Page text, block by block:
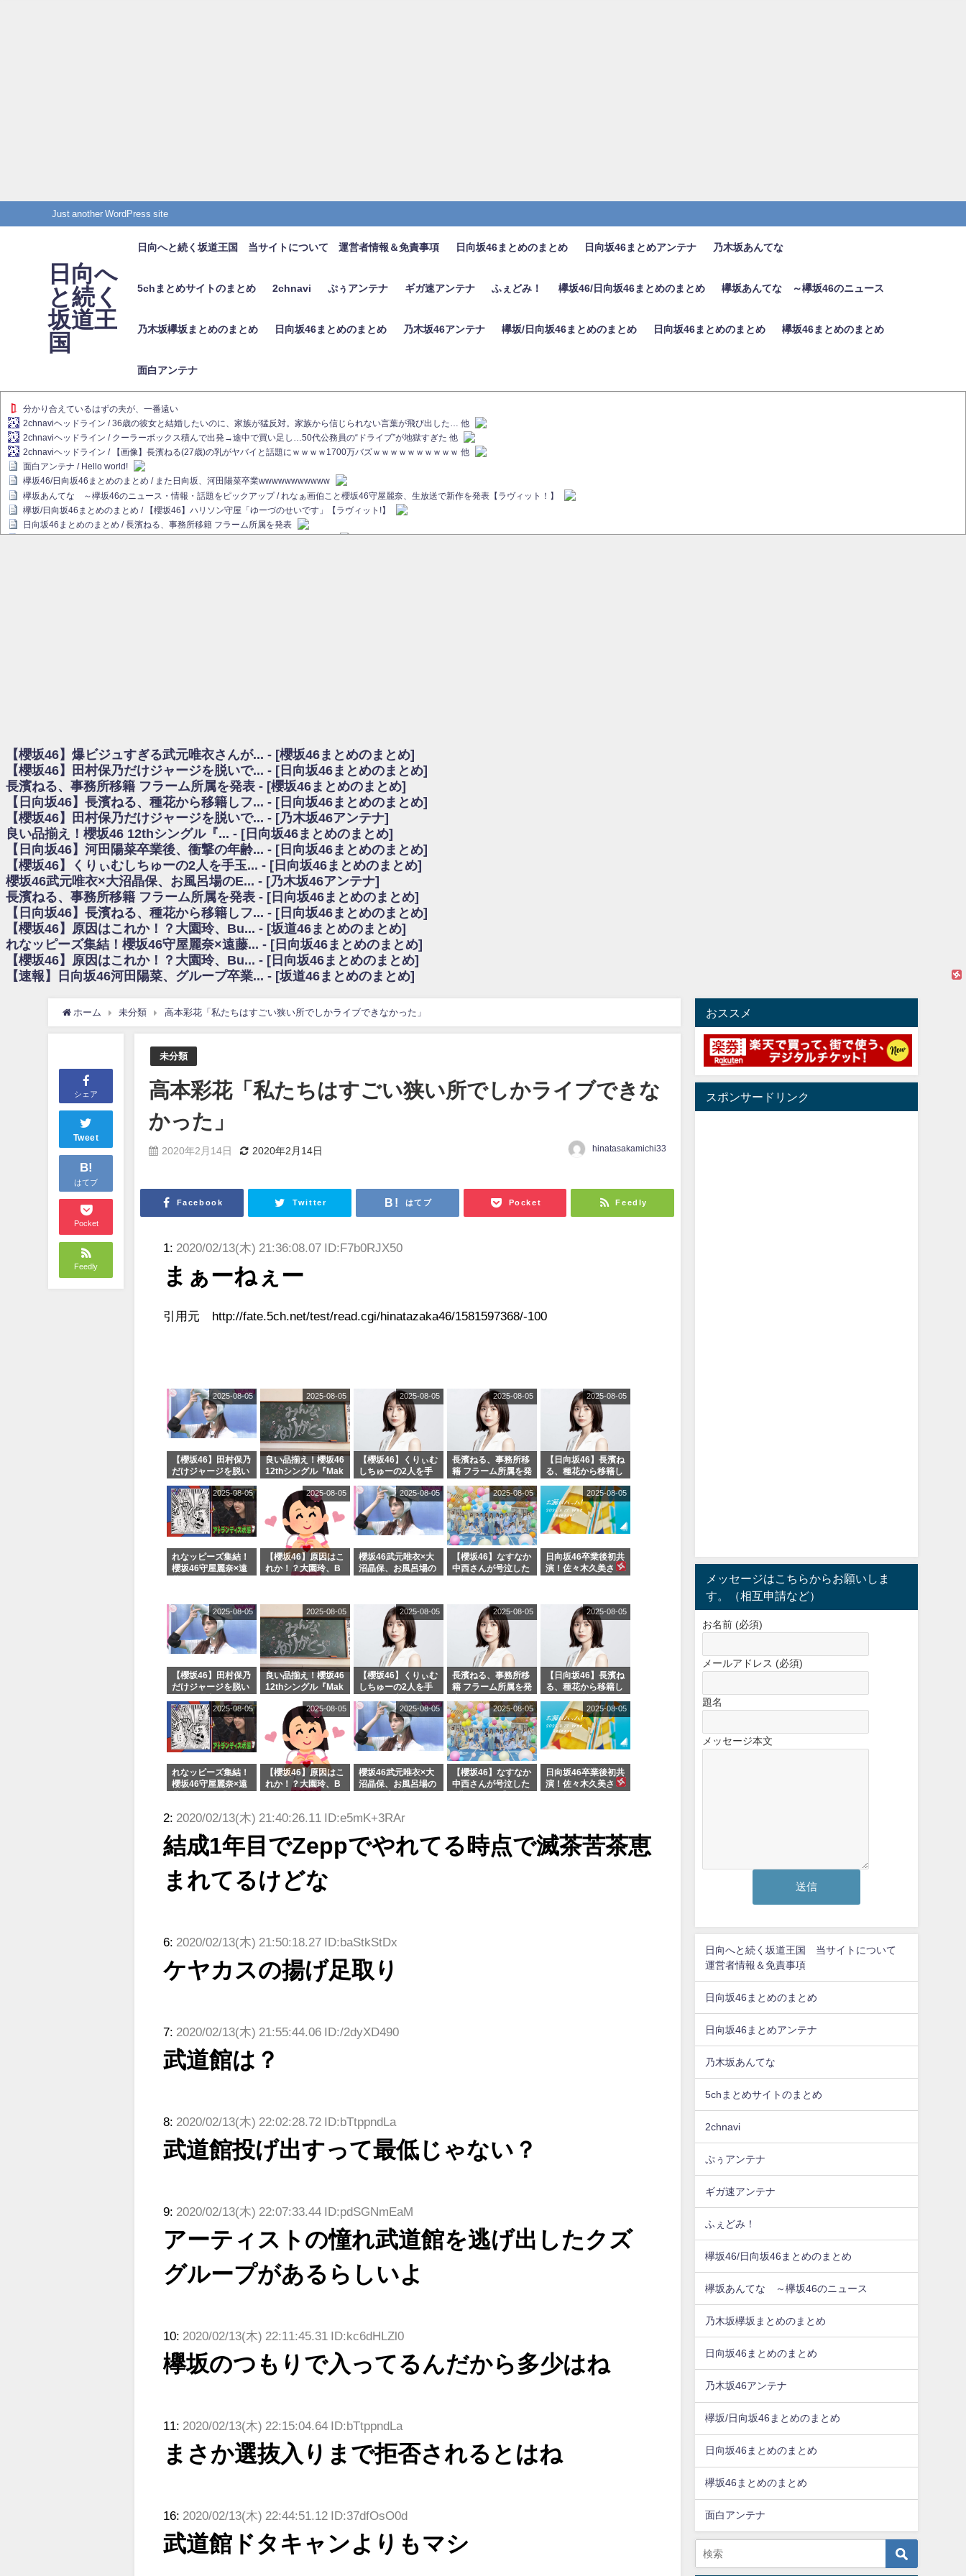
Just another WordPress site
日向へ
と続く
坂道王
国
日向へと続く坂道王国 当サイトについて 運営者情報＆免責事項 日向坂46まとめのまとめ 日向坂46まとめアンテナ 乃木坂あんてな
5chまとめサイトのまとめ 2chnavi ぷぅアンテナ ギガ速アンテナ ふぇどみ！ 欅坂46/日向坂46まとめのまとめ 欅坂あんてな ～欅坂46のニュース
乃木坂欅坂まとめのまとめ 日向坂46まとめのまとめ 乃木坂46アンテナ 欅坂/日向坂46まとめのまとめ 日向坂46まとめのまとめ 欅坂46まとめのまとめ
面白アンテナ
分かり合えているはずの夫が、一番遠い
2chnaviヘッドライン / 36歳の彼女と結婚したいのに、家族が猛反対。家族から信じられない言葉が飛び出した… 他
2chnaviヘッドライン / クーラーボックス積んで出発→途中で買い足し…50代公務員の“ドライブ”が地獄すぎた 他
2chnaviヘッドライン / 【画像】長濱ねる(27歳)の乳がヤバイと話題にｗｗｗｗ1700万バズｗｗｗｗｗｗｗｗｗｗ 他
面白アンテナ / Hello world!
欅坂46/日向坂46まとめのまとめ / また日向坂、河田陽菜卒業wwwwwwwwwww
欅坂あんてな ～欅坂46のニュース・情報・話題をピックアップ / れなぁ画伯こと櫻坂46守屋麗奈、生放送で新作を発表【ラヴィット！】
欅坂/日向坂46まとめのまとめ / 【櫻坂46】ハリソン守屋「ゆーづのせいです」【ラヴィット!】
日向坂46まとめのまとめ / 長濱ねる、事務所移籍 フラーム所属を発表
乃木坂欅坂まとめのまとめ / 【日向坂46】この月、何かあるのか！？『お願いバッハ！』ミーグリ日程がこちら
欅坂/日向坂46まとめのまとめ / 【櫻坂46】ミーグリで喧嘩！？山下瞳月、これはマジギレしてる
乃木坂46アンテナ / 【櫻坂46】ハリソン守屋「ゆーづのせいです」【ラヴィット!】
乃木坂あんてな ～乃木坂46・欅坂46・日向坂46のニュース・情報・話題をピックアップ / 良い品揃え！櫻坂46 12thシングル『Make or Break』オフィシャルグッズ絶賛販売受付中
日向坂46まとめのまとめ / 【日向坂46】この月、何かあるのか！？『お願いバッハ！』ミーグリ日程がこちら
日向坂46まとめのまとめ / 【元日向坂46】この卒業生、めちゃくちゃテレビで見かけるな
欅坂/日向坂46まとめのまとめ / 【櫻坂46】リアルミーグリであの販売も！『Make or Break』オフィシャルグッズ解禁
乃木坂46アンテナ / 【櫻坂46】ミーグリで喧嘩！？山下瞳月、これはマジギレしてる
乃木坂あんてな ～乃木坂46・欅坂46・日向坂46のニュース・情報・話題をピックアップ / れなッピーズ集結！櫻坂46守屋麗奈×遠藤理子、8/6「ラヴィット！」水曜スタジオ出演決定
日向坂46まとめのまとめ / 【日向坂46】富田鈴花、次の事務所が決まってそう！？
日向坂46まとめのまとめ / 【日向坂46】富田鈴花、次の事務所が決まってそう！？
乃木坂46アンテナ / 【日向坂46】この月、何かあるのか！？『お願いバッハ！』ミーグリ日程がこちら
乃木坂あんてな ～乃木坂46・欅坂46・日向坂46のニュース・情報・話題をピックアップ / 日向坂46卒業後初共演！佐々木久美さん、師匠オードリー若林さんと再会した結果･･･【激レアさんを連れてきた。】
欅坂46/日向坂46まとめのまとめ / 『anan』の表紙の櫻坂46さん、多様性の時代だと話題に
欅坂46/日向坂46まとめのまとめ / 日向坂46より重大発表！！！！
日向坂46まとめのまとめ / 【朗報】増田三莉音さんの生足wwwwwwwwwwww
日向坂46まとめのまとめ / 【日向坂46】五期生着ぐるみ生写真も！ 富田鈴花考案グッズ＆生写真5種が公開される
アイドル – ぷぅアンテナ / 「乃木坂46ののぎおび⊿」北野日奈子が生配信！【2022.3.22 17:15〜 SHOWROOM】
アイドル – ぷぅアンテナ / 2022年3月22日（火）のメディア情報
アイドル – ぷぅアンテナ / 【乃木坂46】井上和の『なぎおはぎ』って こんぺいとう×いちごみるく×マヨラー星人 と同じと考えてよろしいですか？
アイドル – ぷぅアンテナ / 【乃木坂46】日村勇紀 gif職人が切り抜いた名シーン.gif
ふぇどみ！ / 【悲報】呪術廻戦、視聴率5.1%
ふぇどみ！ / 【画像】スポ－ツキャスターお姉さん・ハメまくりだったｗｗｗｗｗｗｗｗｗｗｗｗ
ふぇどみ！ / 【悲報】母「裕福な過程が高学歴になるとか大嘘。教育に金をかけまくったうちの息子が団地住みの貧乏に学歴で負けた」
Powered by livedoor 相互RSS
【櫻坂46】爆ビジュすぎる武元唯衣さんが... - [櫻坂46まとめのまとめ]
【櫻坂46】田村保乃だけジャージを脱いで... - [日向坂46まとめのまとめ]
長濱ねる、事務所移籍 フラーム所属を発表 - [櫻坂46まとめのまとめ]
【日向坂46】長濱ねる、種花から移籍しフ... - [日向坂46まとめのまとめ]
【櫻坂46】田村保乃だけジャージを脱いで... - [乃木坂46アンテナ]
良い品揃え！櫻坂46 12thシングル『... - [日向坂46まとめのまとめ]
【日向坂46】河田陽菜卒業後、衝撃の年齢... - [日向坂46まとめのまとめ]
【櫻坂46】くりぃむしちゅーの2人を手玉... - [日向坂46まとめのまとめ]
櫻坂46武元唯衣×大沼晶保、お風呂場のE... - [乃木坂46アンテナ]
長濱ねる、事務所移籍 フラーム所属を発表 - [日向坂46まとめのまとめ]
【日向坂46】長濱ねる、種花から移籍しフ... - [日向坂46まとめのまとめ]
【櫻坂46】原因はこれか！？大園玲、Bu... - [坂道46まとめのまとめ]
れなッピーズ集結！櫻坂46守屋麗奈×遠藤... - [日向坂46まとめのまとめ]
【櫻坂46】原因はこれか！？大園玲、Bu... - [日向坂46まとめのまとめ]
【速報】日向坂46河田陽菜、グループ卒業... - [坂道46まとめのまとめ]
ホーム 未分類 高本彩花「私たちはすごい狭い所でしかライブできなかった」
シェア
Tweet
B!
はてブ
Pocket
Feedly
未分類
高本彩花「私たちはすごい狭い所でしかライブできな
かった」
2020年2月14日 2020年2月14日 hinatasakamichi33
Facebook Twitter はてブ Pocket Feedly
1: 2020/02/13(木) 21:36:08.07 ID:F7b0RJX50
まぁーねぇー
引用元 http://fate.5ch.net/test/read.cgi/hinatazaka46/1581597368/-100
【櫻坂46】田村保乃
だけジャージを脱い
2025-08-05
良い品揃え！櫻坂46
12thシングル『Mak
シャルグッズ絶賛販
売受付中
2025-08-05
【櫻坂46】くりぃむ
しちゅーの2人を手
【くりぃむナンタ
ラ】
2025-08-05
長濱ねる、事務所移
籍 フラーム所属を発
2025-08-05
【日向坂46】長濱ね
る、種花から移籍し
れで事務所に所属し
ているのは... おひさ
まの反応がこちら
2025-08-05
れなッピーズ集結！
櫻坂46守屋麗奈×遠
ジオ出演決定
2025-08-05
【櫻坂46】原因はこ
れか！？大園玲、B
2025-08-05
櫻坂46武元唯衣×大
沼晶保、お風呂場の
2025-08-05
【櫻坂46】なすなか
中西さんが号泣した
2025-08-05
日向坂46卒業後初共
演！佐々木久美さ
結果･･･【激レアさ
んを連れてきた。】
2025-08-05
【櫻坂46】田村保乃
だけジャージを脱い
2025-08-05
良い品揃え！櫻坂46
12thシングル『Mak
シャルグッズ絶賛販
売受付中
2025-08-05
【櫻坂46】くりぃむ
しちゅーの2人を手
【くりぃむナンタ
ラ】
2025-08-05
長濱ねる、事務所移
籍 フラーム所属を発
2025-08-05
【日向坂46】長濱ね
る、種花から移籍し
れで事務所に所属し
ているのは... おひさ
まの反応がこちら
2025-08-05
れなッピーズ集結！
櫻坂46守屋麗奈×遠
ジオ出演決定
2025-08-05
【櫻坂46】原因はこ
れか！？大園玲、B
2025-08-05
櫻坂46武元唯衣×大
沼晶保、お風呂場の
タラ】
2025-08-05
【櫻坂46】なすなか
中西さんが号泣した
2025-08-05
日向坂46卒業後初共
演！佐々木久美さ
2025-08-05
2: 2020/02/13(木) 21:40:26.11 ID:e5mK+3RAr
結成1年目でZeppでやれてる時点で滅茶苦茶恵
まれてるけどな
6: 2020/02/13(木) 21:50:18.27 ID:baStkStDx
ケヤカスの揚げ足取り
7: 2020/02/13(木) 21:55:44.06 ID:/2dyXD490
武道館は？
8: 2020/02/13(木) 22:02:28.72 ID:bTtppndLa
武道館投げ出すって最低じゃない？
9: 2020/02/13(木) 22:07:33.44 ID:pdSGNmEaM
アーティストの憧れ武道館を逃げ出したクズ
グループがあるらしいよ
10: 2020/02/13(木) 22:11:45.31 ID:kc6dHLZl0
欅坂のつもりで入ってるんだから多少はね
11: 2020/02/13(木) 22:15:04.64 ID:bTtppndLa
まさか選抜入りまで拒否されるとはね
16: 2020/02/13(木) 22:44:51.12 ID:37dfOsO0d
武道館ドタキャンよりもマシ
おススメ
スポンサードリンク
メッセージはこちらからお願いしま
す。（相互申請など）
お名前 (必須)
メールアドレス (必須)
題名
メッセージ本文
日向へと続く坂道王国 当サイトについて
運営者情報＆免責事項
日向坂46まとめのまとめ
日向坂46まとめアンテナ
乃木坂あんてな
5chまとめサイトのまとめ
2chnavi
ぷぅアンテナ
ギガ速アンテナ
ふぇどみ！
欅坂46/日向坂46まとめのまとめ
欅坂あんてな ～欅坂46のニュース
乃木坂欅坂まとめのまとめ
日向坂46まとめのまとめ
乃木坂46アンテナ
欅坂/日向坂46まとめのまとめ
日向坂46まとめのまとめ
欅坂46まとめのまとめ
面白アンテナ